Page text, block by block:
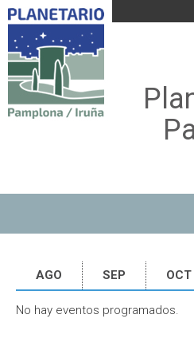
AGO SEP OCT
No hay eventos programados.